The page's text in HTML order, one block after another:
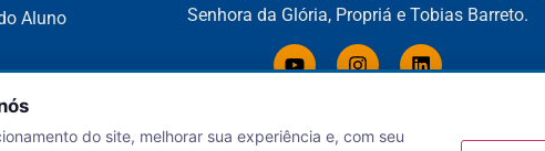
Aluno
Senhora da Glória, Propriá e Tobias Barreto.
do site, melhorar sua experiência e, com seu